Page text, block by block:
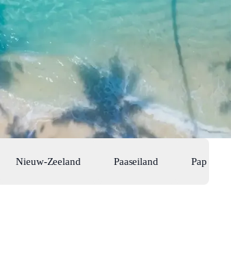
Nieuw-Zeeland Paaseiland Papoea